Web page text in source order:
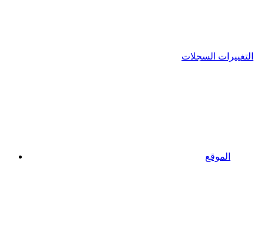
التغييرات السجلات
الموقع